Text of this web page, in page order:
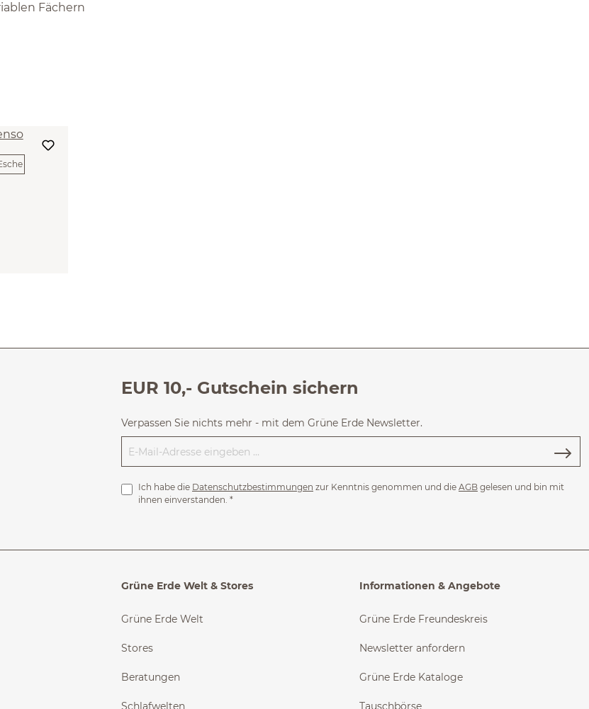
Fächern
EUR 10,- Gutschein sichern
Verpassen Sie nichts mehr - mit dem Grüne Erde Newsletter.
Ich habe die Datenschutzbestimmungen zur Kenntnis genommen und die AGB gelesen und bin mit
ihnen einverstanden. *
Grüne Erde Welt & Stores
Grüne Erde Welt
Stores
Beratungen
Schlafwelten
Informationen & Angebote
Grüne Erde Freundeskreis
Newsletter anfordern
Grüne Erde Kataloge
Tauschbörse